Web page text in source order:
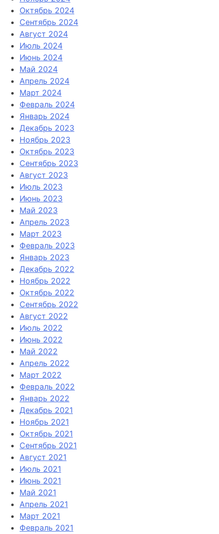
Октябрь 2024
Сентябрь 2024
Август 2024
Июль 2024
Июнь 2024
Май 2024
Апрель 2024
Март 2024
Февраль 2024
Январь 2024
Декабрь 2023
Ноябрь 2023
Октябрь 2023
Сентябрь 2023
Август 2023
Июль 2023
Июнь 2023
Май 2023
Апрель 2023
Март 2023
Февраль 2023
Январь 2023
Декабрь 2022
Ноябрь 2022
Октябрь 2022
Сентябрь 2022
Август 2022
Июль 2022
Июнь 2022
Май 2022
Апрель 2022
Март 2022
Февраль 2022
Январь 2022
Декабрь 2021
Ноябрь 2021
Октябрь 2021
Сентябрь 2021
Август 2021
Июль 2021
Июнь 2021
Май 2021
Апрель 2021
Март 2021
Февраль 2021